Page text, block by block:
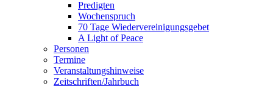
Predigten
Wochenspruch
70 Tage Wiedervereinigungsgebet
A Light of Peace
Personen
Termine
Veranstaltungshinweise
Zeitschriften/Jahrbuch